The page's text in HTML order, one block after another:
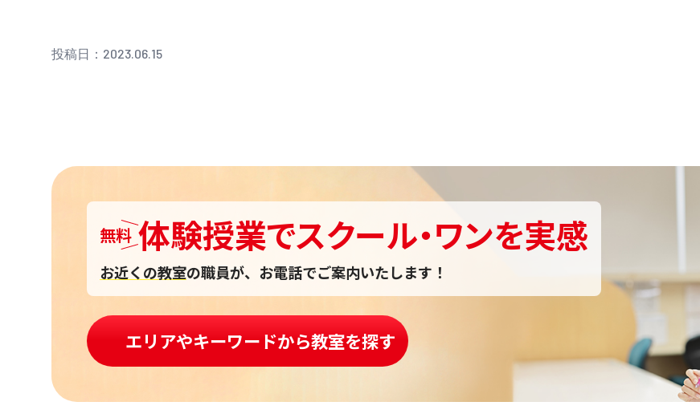
投稿日：2023.06.15
無料 体験授業でスクール・ワンを実感
お近くの教室の職員が、お電話でご案内いたします！
エリアやキーワードから教室を探す